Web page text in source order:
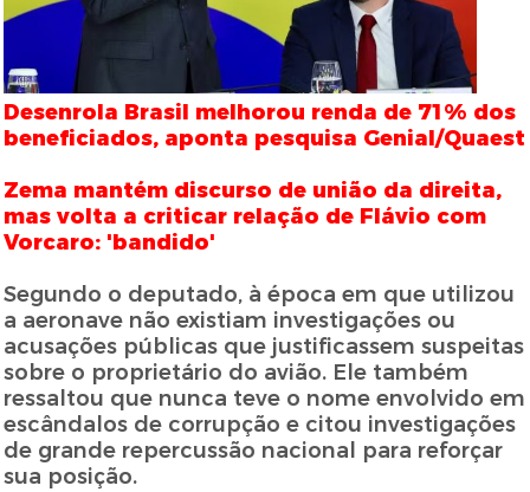
Desenrola Brasil melhorou renda de 71% dos
beneficiados, aponta pesquisa Genial/Quaest
Zema mantém discurso de união da direita,
mas volta a criticar relação de Flávio com
Vorcaro: 'bandido'
Segundo o deputado, à época em que utilizou
a aeronave não existiam investigações ou
acusações públicas que justificassem suspeitas
sobre o proprietário do avião. Ele também
ressaltou que nunca teve o nome envolvido em
escândalos de corrupção e citou investigações
de grande repercussão nacional para reforçar
sua posição.